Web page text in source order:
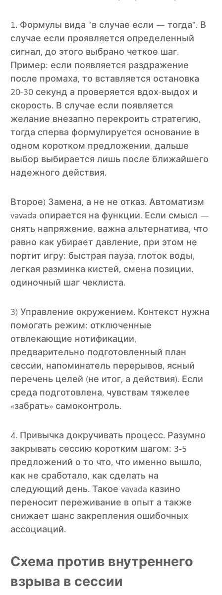
1. Формулы вида “в случае если — тогда”. В
случае если проявляется определенный
сигнал, до этого выбрано четкое шаг.
Пример: если появляется раздражение
после промаха, то вставляется остановка
20-30 секунд а проверяется вдох-выдох и
скорость. В случае если появляется
желание внезапно перекроить стратегию,
тогда сперва формулируется основание в
одном коротком предложении, дальше
выбор выбирается лишь после ближайшего
надежного действия.
Второе) Замена, а не не отказ. Автоматизм
vavada опирается на функции. Если смысл —
снять напряжение, важна альтернатива, что
равно как убирает давление, при этом не
портит игру: быстрая пауза, глоток воды,
легкая разминка кистей, смена позиции,
одиночный шаг чеклиста.
3) Управление окружением. Контекст нужна
помогать режим: отключенные
отвлекающие нотификации,
предварительно подготовленный план
сессии, напоминатель перерывов, ясный
перечень целей (не итог, а действия). Если
среда подготовлена, чувствам тяжелее
«забрать» самоконтроль.
4. Привычка докручивать процесс. Разумно
закрывать сессию коротким шагом: 3-5
предложений о то что, что именно вышло,
как не сработало, как сделать на
следующий день. Такое vavada казино
переносит переживание в опыт а также
снижает шанс закрепления ошибочных
ассоциаций.
Схема против внутреннего
взрыва в сессии